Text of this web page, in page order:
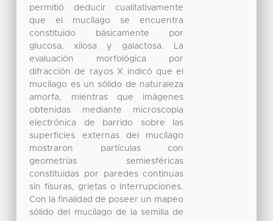
permitió deducir cualitativamente
que el mucílago se encuentra
constituido básicamente por
glucosa, xilosa y galactosa. La
evaluación morfológica por
difracción de rayos X indicó que el
mucílago es un sólido de naturaleza
amorfa, mientras que imágenes
obtenidas mediante microscopia
electrónica de barrido sobre las
superficies externas del mucílago
mostraron partículas con
geometrías semiesféricas
constituidas por paredes continuas
sin fisuras, grietas o interrupciones.
Con la finalidad de poseer un mapeo
sólido del mucílago de la semilla de